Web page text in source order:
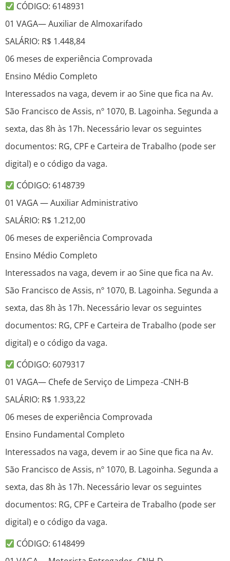
CÓDIGO: 6148931
01 VAGA— Auxiliar de Almoxarifado
SALÁRIO: R$ 1.448,84
06 meses de experiência Comprovada
Ensino Médio Completo
Interessados na vaga, devem ir ao Sine que fica na Av.
São Francisco de Assis, nº 1070, B. Lagoinha. Segunda a
sexta, das 8h às 17h. Necessário levar os seguintes
documentos: RG, CPF e Carteira de Trabalho (pode ser
digital) e o código da vaga.
CÓDIGO: 6148739
01 VAGA — Auxiliar Administrativo
SALÁRIO: R$ 1.212,00
06 meses de experiência Comprovada
Ensino Médio Completo
Interessados na vaga, devem ir ao Sine que fica na Av.
São Francisco de Assis, nº 1070, B. Lagoinha. Segunda a
sexta, das 8h às 17h. Necessário levar os seguintes
documentos: RG, CPF e Carteira de Trabalho (pode ser
digital) e o código da vaga.
CÓDIGO: 6079317
01 VAGA— Chefe de Serviço de Limpeza -CNH-B
SALÁRIO: R$ 1.933,22
06 meses de experiência Comprovada
Ensino Fundamental Completo
Interessados na vaga, devem ir ao Sine que fica na Av.
São Francisco de Assis, nº 1070, B. Lagoinha. Segunda a
sexta, das 8h às 17h. Necessário levar os seguintes
documentos: RG, CPF e Carteira de Trabalho (pode ser
digital) e o código da vaga.
CÓDIGO: 6148499